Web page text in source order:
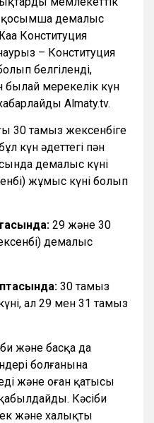
қосымша демалыс
Конституция
– Конституция
белгіленді,
былай мерекелік күн
Almaty.tv.
30 тамыз жексенбіге
күн әдеттегі пән
демалыс күні
жұмыс күні болып
29 және 30
демалыс
30 тамыз
ал 29 мен 31 тамыз
және басқа да
болғанына
және оған қатысы
Кәсіби
және халықты